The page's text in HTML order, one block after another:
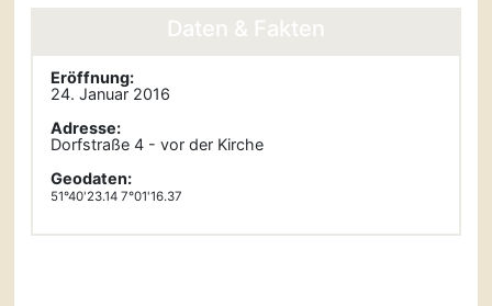
Daten & Fakten
Eröffnung:
24. Januar 2016
Adresse:
Dorfstraße 4 - vor der Kirche
Geodaten:
51°40'23.14 7°01'16.37